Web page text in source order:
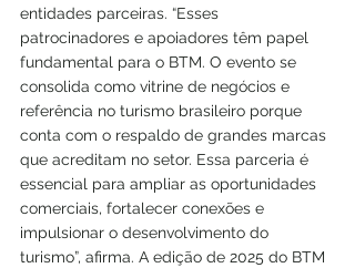
entidades parceiras. “Esses
patrocinadores e apoiadores têm papel
fundamental para o BTM. O evento se
consolida como vitrine de negócios e
referência no turismo brasileiro porque
conta com o respaldo de grandes marcas
que acreditam no setor. Essa parceria é
essencial para ampliar as oportunidades
comerciais, fortalecer conexões e
impulsionar o desenvolvimento do
turismo”, afirma. A edição de 2025 do BTM